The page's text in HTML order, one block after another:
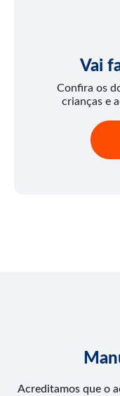
Vai
Confira os
crianças e
Acreditamos que o